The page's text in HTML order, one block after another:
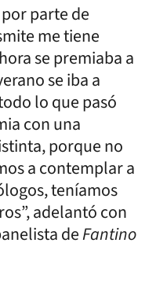
parte de
me tiene
se premiaba a
se iba a
lo que pasó
con una
porque no
a contemplar a
teníamos
adelantó con
deFantino